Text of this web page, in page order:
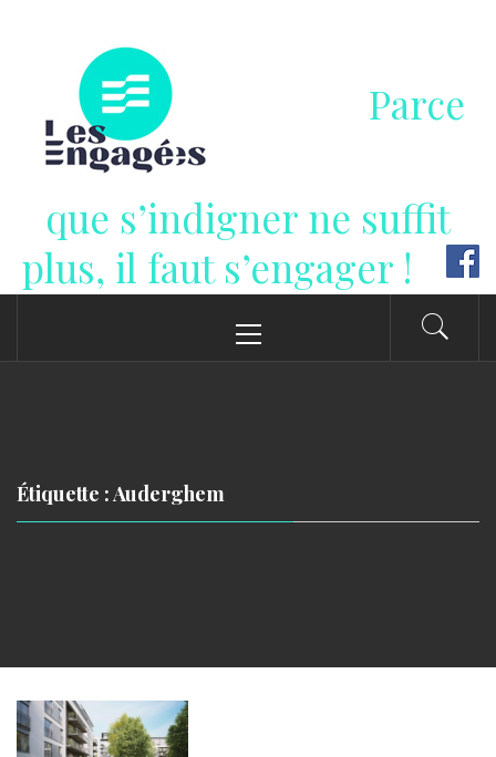
contenu
Parce
que s’indigner ne suffit
plus, il faut s’engager !
principal
Étiquette : Auderghem